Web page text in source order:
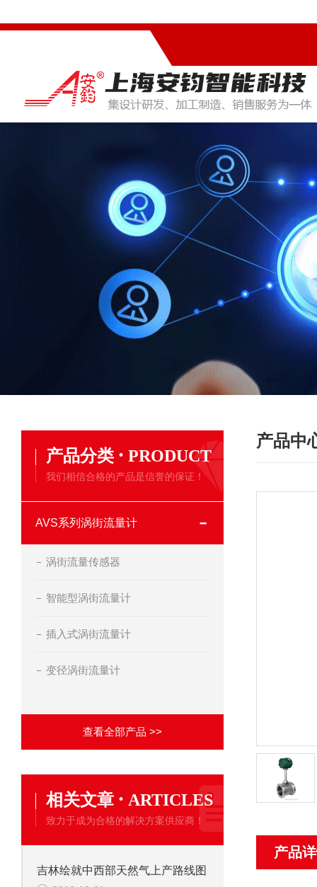
产品分类 · PRODUCT
我们相信合格的产品是信誉的保证！
AVS系列涡街流量计
涡街流量传感器
智能型涡街流量计
插入式涡街流量计
变径涡街流量计
查看全部产品 >>
相关文章 · ARTICLES
致力于成为合格的解决方案供应商！
吉林绘就中西部天然气上产路线图
产品中
产品